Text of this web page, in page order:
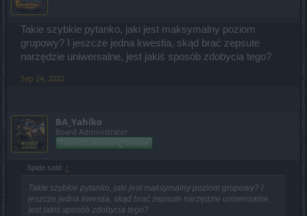
Takie szybkie pytanko, jaki jest maksymalny poziom
grupowy? I jeszcze jedna kwestia, skąd brać zepsute
narzędzie uniwersalne, jest jakiś sposób zdobycia tego?
Sep 24, 2022
BA_Yahiko
Board Administrator
Team Drakensang Online
Spide said: ↑
Takie szybkie pytanko, jaki jest maksymalny poziom grupowy? I
jeszcze jedna kwestia, skąd brać zepsute narzędzie uniwersalne,
jest jakiś sposób zdobycia tego?